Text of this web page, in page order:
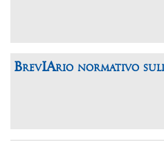
BrevIArio normativo